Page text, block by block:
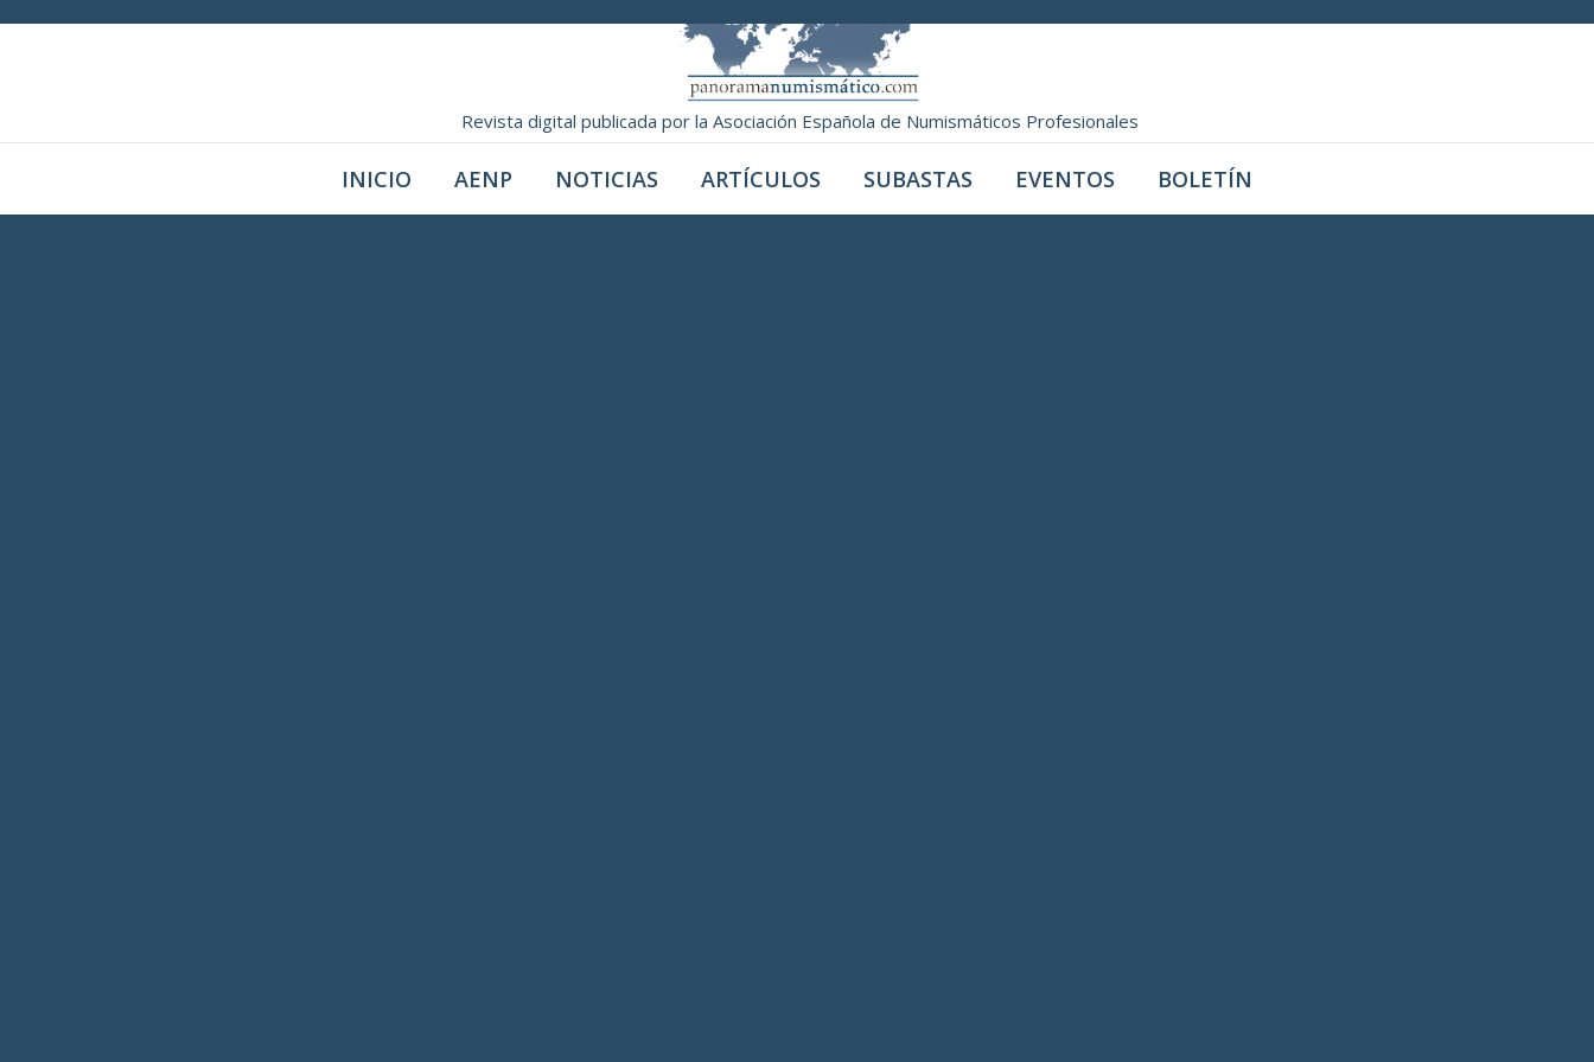
Revista digital publicada por la Asociación Española de Numismáticos Profesionales
INICIO AENP NOTICIAS ARTÍCULOS SUBASTAS EVENTOS BOLETÍN